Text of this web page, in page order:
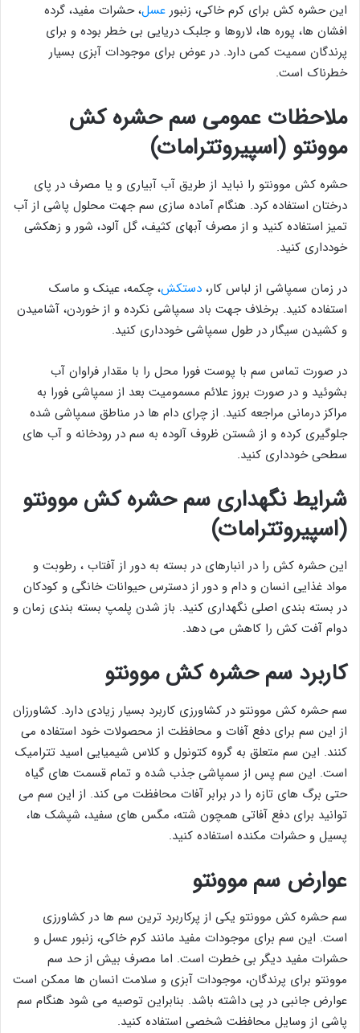
این حشره کش برای کرم خاکی، زنبور عسل، حشرات مفید، گرده
افشان ها، پوره ها، لاروها و جلبک دریایی بی خطر بوده و برای
پرندگان سمیت کمی دارد. در عوض برای موجودات آبزی بسیار
خطرناک است.
ملاحظات عمومی سم حشره کش
موونتو (اسپیروتترامات)
حشره کش موونتو را نباید از طریق آب آبیاری و یا مصرف در پای
درختان استفاده کرد. هنگام آماده سازی سم جهت محلول پاشی از آب
تمیز استفاده کنید و از مصرف آبهای کثیف، گل آلود، شور و زهکشی
خودداری کنید.
در زمان سمپاشی از لباس کار، دستکش، چکمه، عینک و ماسک
استفاده کنید. برخلاف جهت باد سمپاشی نکرده و از خوردن، آشامیدن
و کشیدن سیگار در طول سمپاشی خودداری کنید.
در صورت تماس سم با پوست فورا محل را با مقدار فراوان آب
بشوئید و در صورت بروز علائم مسمومیت بعد از سمپاشی فورا به
مراکز درمانی مراجعه کنید. از چرای دام ها در مناطق سمپاشی شده
جلوگیری کرده و از شستن ظروف آلوده به سم در رودخانه و آب های
سطحی خودداری کنید.
شرایط نگهداری سم حشره کش موونتو
(اسپیروتترامات)
این حشره کش را در انبارهای در بسته به دور از آفتاب ، رطوبت و
مواد غذایی انسان و دام و دور از دسترس حیوانات خانگی و کودکان
در بسته بندی اصلی نگهداری کنید. باز شدن پلمپ بسته بندی زمان و
دوام آفت کش را کاهش می دهد.
کاربرد سم حشره کش موونتو
سم حشره کش موونتو در کشاورزی کاربرد بسیار زیادی دارد. کشاورزان
از این سم برای دفع آفات و محافظت از محصولات خود استفاده می
کنند. این سم متعلق به گروه کتونول و کلاس شیمیایی اسید تترامیک
است. این سم پس از سمپاشی جذب شده و تمام قسمت های گیاه
حتی برگ های تازه را در برابر آفات محافظت می کند. از این سم می
توانید برای دفع آفاتی همچون شته، مگس های سفید، شپشک ها،
پسیل و حشرات مکنده استفاده کنید.
عوارض سم موونتو
سم حشره کش موونتو یکی از پرکاربرد ترین سم ها در کشاورزی
است. این سم برای موجودات مفید مانند کرم خاکی، زنبور عسل و
حشرات مفید دیگر بی خطرت است. اما مصرف بیش از حد سم
موونتو برای پرندگان، موجودات آبزی و سلامت انسان ها ممکن است
عوارض جانبی در پی داشته باشد. بنابراین توصیه می شود هنگام سم
پاشی از وسایل محافظت شخصی استفاده کنید.